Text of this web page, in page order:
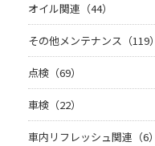
オイル関連（44）
その他メンテナンス（119）
点検（69）
車検（22）
車内リフレッシュ関連（6）